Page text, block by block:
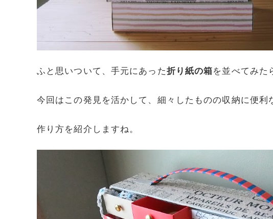
ふと思いついて、手元にあった折り紙の箱を並べてみた
今回はこの発見を活かして、細々したものの収納に便利
作り方を紹介しますね。